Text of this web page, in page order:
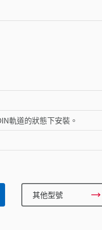
軌道的狀態下安裝。
其他型號